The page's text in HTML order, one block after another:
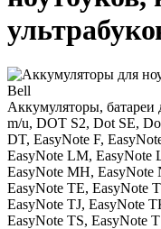
Аккумуляторы,
m/u, DOT S2, Dot SE,
DT, EasyNote F,
EasyNote LM, EasyNote
EasyNote MH, EasyNote
EasyNote TE, EasyNote
EasyNote TJ, EasyNote
EasyNote TS, EasyNote